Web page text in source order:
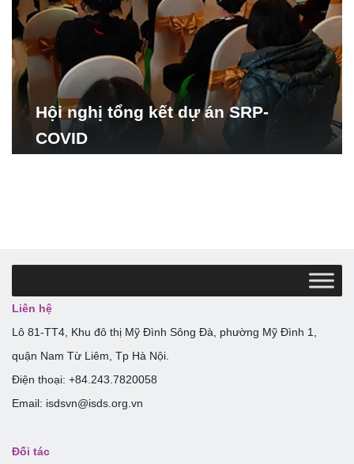
Hội nghị tổng kết dự án SRP-
COVID
Liên hệ
Lô 81-TT4, Khu đô thị Mỹ Đình Sông Đà, phường Mỹ Đình 1,
quận Nam Từ Liêm, Tp Hà Nội.
Điện thoại: +84.243.7820058
Email: isdsvn@isds.org.vn
Đối tác